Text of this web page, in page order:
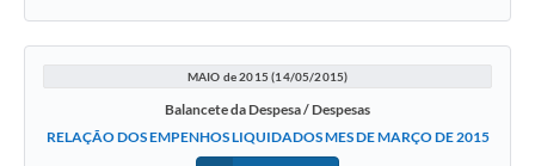
MAIO de 2015 (14/05/2015)
Balancete da Despesa / Despesas
RELAÇÃO DOS EMPENHOS LIQUIDADOS MES DE MARÇO DE 2015